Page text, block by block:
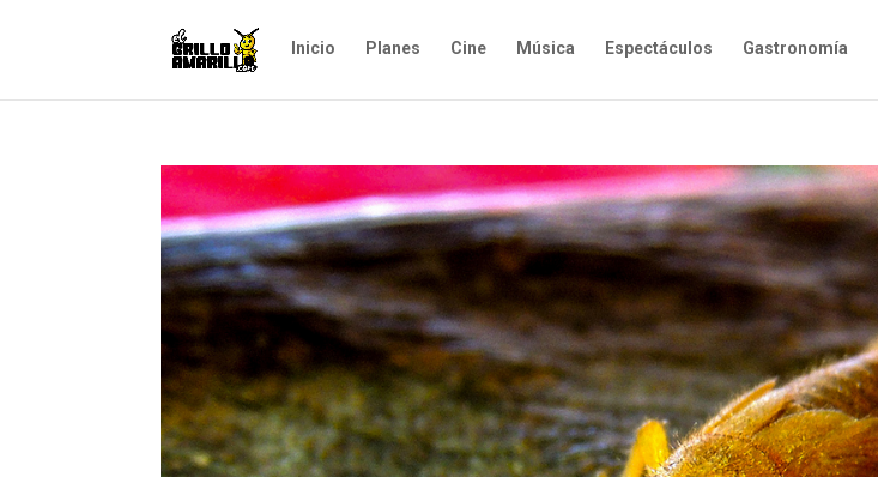
Inicio Planes Cine Música Espectáculos Gastronomía